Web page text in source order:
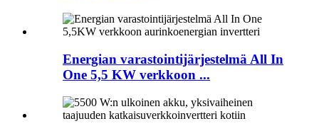
Energian varastointijärjestelmä All In
One 5,5 KW verkkoon ...